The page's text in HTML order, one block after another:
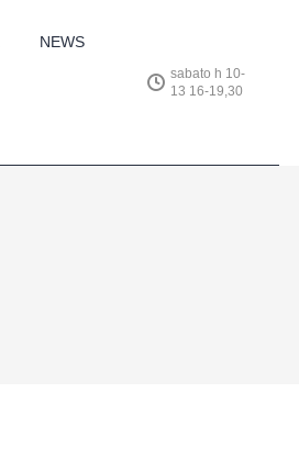
NEWS
sabato h 10-
13 16-19,30